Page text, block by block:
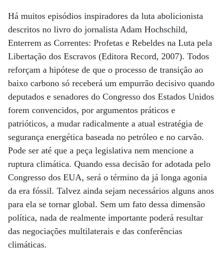
Há muitos episódios inspiradores da luta abolicionista
descritos no livro do jornalista Adam Hochschild,
Enterrem as Correntes: Profetas e Rebeldes na Luta pela
Libertação dos Escravos (Editora Record, 2007). Todos
reforçam a hipótese de que o processo de transição ao
baixo carbono só receberá um empurrão decisivo quando
deputados e senadores do Congresso dos Estados Unidos
forem convencidos, por argumentos práticos e
patrióticos, a mudar radicalmente a atual estratégia de
segurança energética baseada no petróleo e no carvão.
Pode ser até que a peça legislativa nem mencione a
ruptura climática. Quando essa decisão for adotada pelo
Congresso dos EUA, será o término da já longa agonia
da era fóssil. Talvez ainda sejam necessários alguns anos
para ela se tornar global. Sem um fato dessa dimensão
política, nada de realmente importante poderá resultar
das negociações multilaterais e das conferências
climáticas.